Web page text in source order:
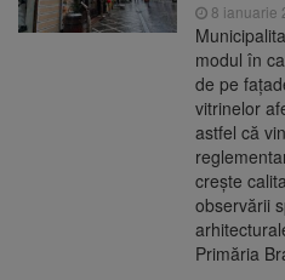
8 ianuarie
modul în
de pe
vitrinelor
astfel că
crește
observării
Primăria